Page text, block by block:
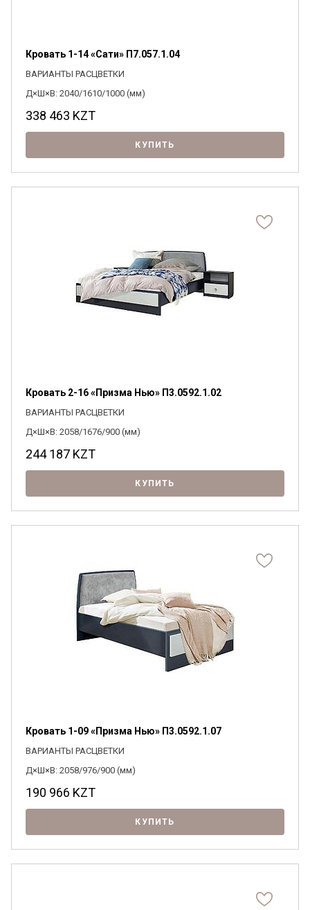
Кровать 1-14 «Сати» П7.057.1.04
ВАРИАНТЫ РАСЦВЕТКИ
Д×Ш×В: 2040/1610/1000 (мм)
338 463 KZT
КУПИТЬ
Кровать 2-16 «Призма Нью» П3.0592.1.02
ВАРИАНТЫ РАСЦВЕТКИ
Д×Ш×В: 2058/1676/900 (мм)
244 187 KZT
КУПИТЬ
Кровать 1-09 «Призма Нью» П3.0592.1.07
ВАРИАНТЫ РАСЦВЕТКИ
Д×Ш×В: 2058/976/900 (мм)
190 966 KZT
КУПИТЬ